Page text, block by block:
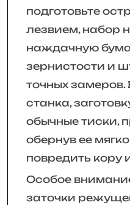
подготовьте
лезвием, набор
наждачную
зернистости и
точных замеров.
станка,
обычные тиски,
обернув ее
повредить кору
Особое
заточки